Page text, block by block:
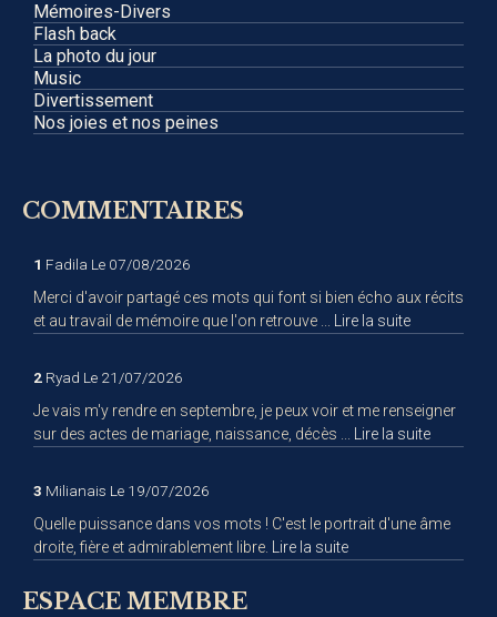
Mémoires-Divers
Flash back
La photo du jour
Music
Divertissement
Nos joies et nos peines
COMMENTAIRES
1 Fadila Le 07/08/2026
Merci d'avoir partagé ces mots qui font si bien écho aux récits
et au travail de mémoire que l'on retrouve ...
Lire la suite
2 Ryad Le 21/07/2026
Je vais m'y rendre en septembre, je peux voir et me renseigner
sur des actes de mariage, naissance, décès ...
Lire la suite
3 Milianais Le 19/07/2026
Quelle puissance dans vos mots ! C'est le portrait d'une âme
droite, fière et admirablement libre.
Lire la suite
ESPACE MEMBRE